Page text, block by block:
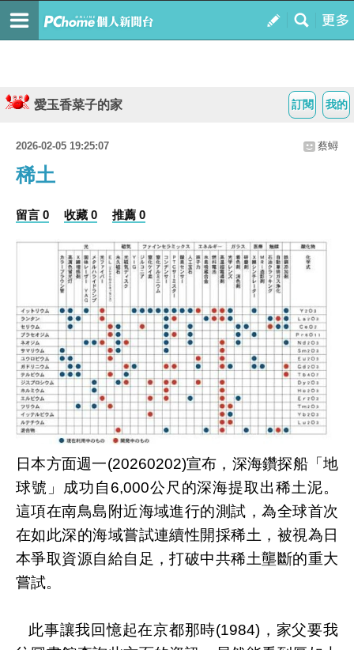
我的
訂閱
愛玉香菜子的家
2026-02-05 19:25:07 蔡蟳
稀土
留言 0 收藏 0 推薦 0
日本方面週一(20260202)宣布，深海鑽探船「地
球號」成功自 6,000公尺的深海提取出稀土泥。
這項在南鳥島附近海域進行的測試，為全球首次
在如此深的海域嘗試連續性開採稀土，被視為日
本爭取資源自給自足，打破中共稀土壟斷的重大
嘗試。
此事讓我回憶起在京都那時(1984) ，家父要我